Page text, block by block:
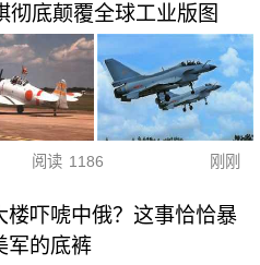
彻底颠覆全球工业版图
阅读 1186 刚刚
楼吓唬中俄？这事恰恰暴
军的底裤